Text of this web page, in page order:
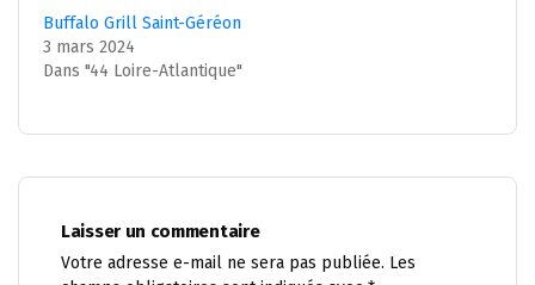
Buffalo Grill Saint-Géréon
3 mars 2024
Dans "44 Loire-Atlantique"
Laisser un commentaire
Votre adresse e-mail ne sera pas publiée. Les